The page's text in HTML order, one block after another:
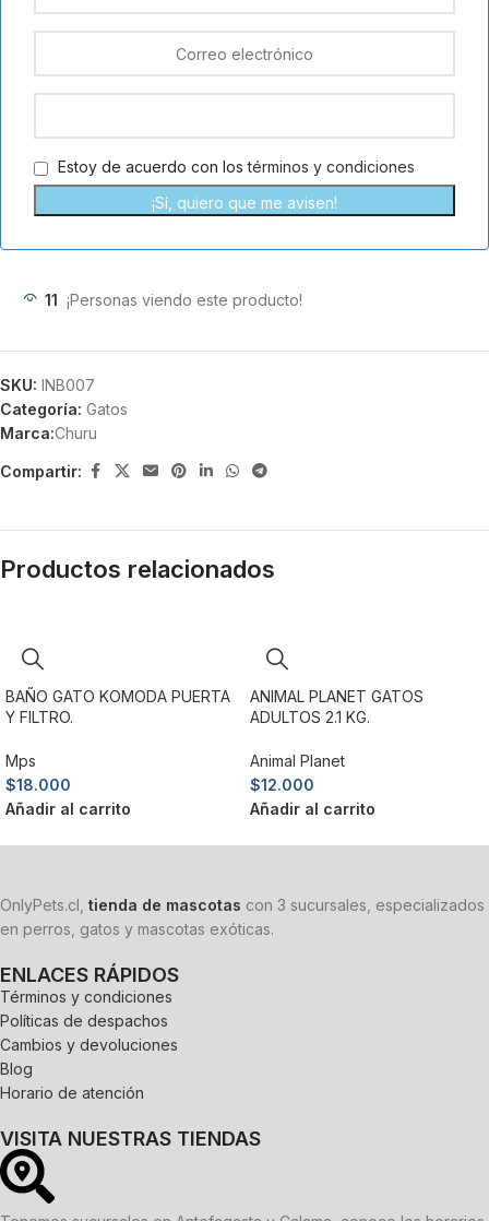
Estoy de acuerdo con lostérminos y condiciones
¡Sí, quiero que me avisen!
11 ¡Personas viendo este producto!
SKU: INB007
Categoría: Gatos
Marca:Churu
Compartir:
Productos relacionados
BAÑO GATO KOMODA PUERTA
Y FILTRO.
Mps
$18.000
Añadir al carrito
ANIMAL PLANET GATOS
ADULTOS 2.1 KG.
Animal Planet
$12.000
Añadir al carrito
OnlyPets.cl, tienda de mascotas con 3 sucursales, especializados
en perros, gatos y mascotas exóticas.
ENLACES RÁPIDOS
Términos y condiciones
Políticas de despachos
Cambios y devoluciones
Blog
Horario de atención
VISITA NUESTRAS TIENDAS